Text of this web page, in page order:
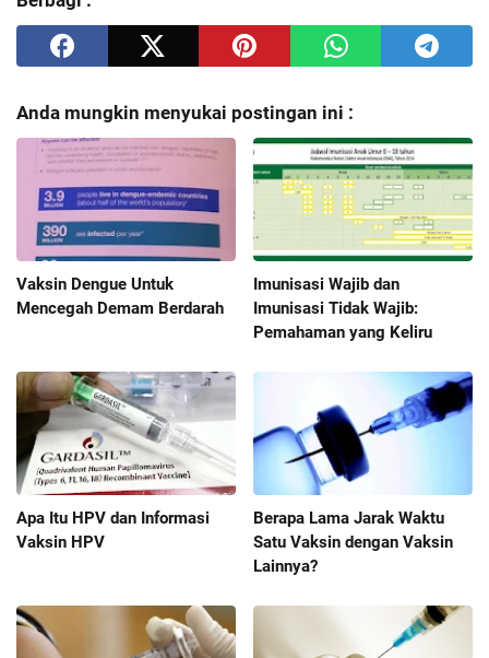
Anda mungkin menyukai postingan ini :
Vaksin Dengue Untuk
Mencegah Demam Berdarah
Imunisasi Wajib dan
Imunisasi Tidak Wajib:
Pemahaman yang Keliru
Apa Itu HPV dan Informasi
Vaksin HPV
Berapa Lama Jarak Waktu
Satu Vaksin dengan Vaksin
Lainnya?